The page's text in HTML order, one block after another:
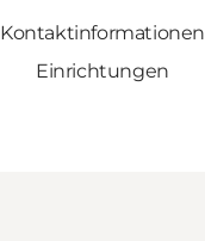
Kontaktinformationen
Einrichtungen